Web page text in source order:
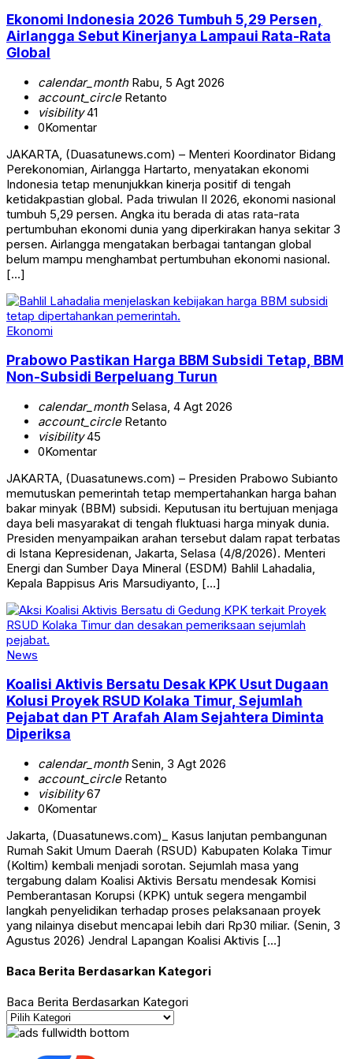
Ekonomi Indonesia 2026 Tumbuh 5,29 Persen,
Airlangga Sebut Kinerjanya Lampaui Rata-Rata
Global
calendar_monthRabu, 5 Agt 2026
account_circleRetanto
visibility41
0Komentar
JAKARTA, (Duasatunews.com) – Menteri Koordinator Bidang
Perekonomian, Airlangga Hartarto, menyatakan ekonomi
Indonesia tetap menunjukkan kinerja positif di tengah
ketidakpastian global. Pada triwulan II 2026, ekonomi nasional
tumbuh 5,29 persen. Angka itu berada di atas rata-rata
pertumbuhan ekonomi dunia yang diperkirakan hanya sekitar 3
persen. Airlangga mengatakan berbagai tantangan global
belum mampu menghambat pertumbuhan ekonomi nasional.
[…]
Ekonomi
Prabowo Pastikan Harga BBM Subsidi Tetap, BBM
Non-Subsidi Berpeluang Turun
calendar_monthSelasa, 4 Agt 2026
account_circleRetanto
visibility45
0Komentar
JAKARTA, (Duasatunews.com) – Presiden Prabowo Subianto
memutuskan pemerintah tetap mempertahankan harga bahan
bakar minyak (BBM) subsidi. Keputusan itu bertujuan menjaga
daya beli masyarakat di tengah fluktuasi harga minyak dunia.
Presiden menyampaikan arahan tersebut dalam rapat terbatas
di Istana Kepresidenan, Jakarta, Selasa (4/8/2026). Menteri
Energi dan Sumber Daya Mineral (ESDM) Bahlil Lahadalia,
Kepala Bappisus Aris Marsudiyanto, […]
News
Koalisi Aktivis Bersatu Desak KPK Usut Dugaan
Kolusi Proyek RSUD Kolaka Timur, Sejumlah
Pejabat dan PT Arafah Alam Sejahtera Diminta
Diperiksa
calendar_monthSenin, 3 Agt 2026
account_circleRetanto
visibility67
0Komentar
Jakarta, (Duasatunews.com)_ Kasus lanjutan pembangunan
Rumah Sakit Umum Daerah (RSUD) Kabupaten Kolaka Timur
(Koltim) kembali menjadi sorotan. Sejumlah masa yang
tergabung dalam Koalisi Aktivis Bersatu mendesak Komisi
Pemberantasan Korupsi (KPK) untuk segera mengambil
langkah penyelidikan terhadap proses pelaksanaan proyek
yang nilainya disebut mencapai lebih dari Rp30 miliar. (Senin, 3
Agustus 2026) Jendral Lapangan Koalisi Aktivis […]
Baca Berita Berdasarkan Kategori
Baca Berita Berdasarkan Kategori